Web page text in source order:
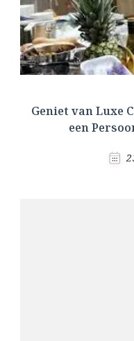
Geniet van Luxe
een